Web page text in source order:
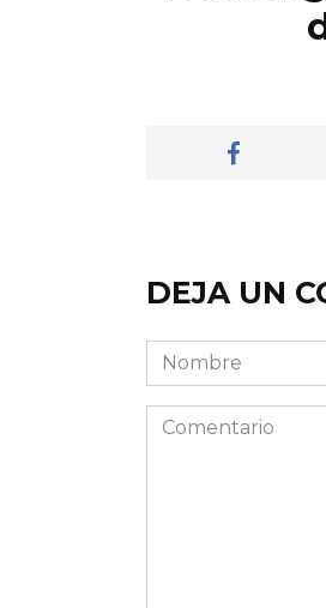
DEJA UN
Nombre
Comentario